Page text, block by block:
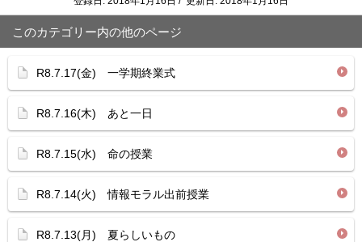
このカテゴリー内の他のページ
R8.7.17(金) 一学期終業式
R8.7.16(木) あと一日
R8.7.15(水) 命の授業
R8.7.14(火) 情報モラル出前授業
R8.7.13(月) 夏らしいもの